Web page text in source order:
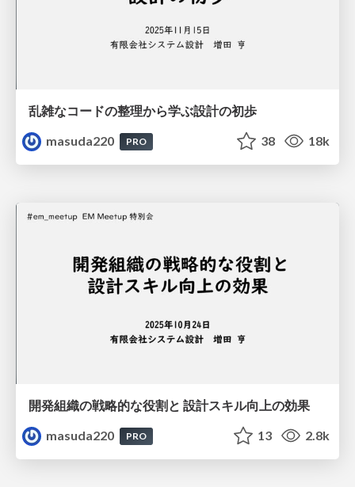
乱雑なコードの整理から学ぶ設計の初歩
masuda220
PRO 38 18k
開発組織の戦略的な役割と 設計スキル向上の効果
masuda220
PRO 13 2.8k